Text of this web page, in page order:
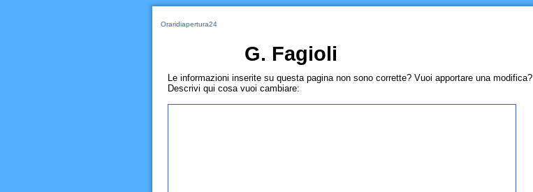
Oraridiapertura24
G. Fagioli
Le informazioni inserite su questa pagina non sono corrette? Vuoi apportare una modifica?
Descrivi qui cosa vuoi cambiare: